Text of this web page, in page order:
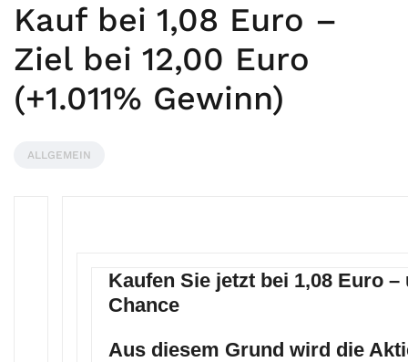
Kauf bei 1,08 Euro –
Ziel bei 12,00 Euro
(+1.011% Gewinn)
ALLGEMEIN
Kaufen Sie jetzt bei 1,08 Euro –
Chance
Aus diesem Grund wird die